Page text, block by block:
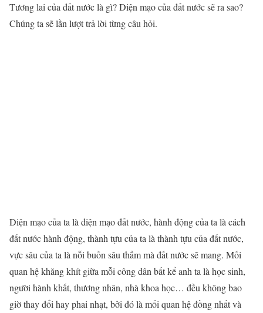
Tương lai của đất nước là gì? Diện mạo của đất nước sẽ ra sao?
Chúng ta sẽ lần lượt trả lời từng câu hỏi.
Diện mạo của ta là diện mạo đất nước, hành động của ta là cách
đất nước hành động, thành tựu của ta là thành tựu của đất nước,
vực sâu của ta là nỗi buồn sâu thẳm mà đất nước sẽ mang. Mối
quan hệ khăng khít giữa mỗi công dân bất kể anh ta là học sinh,
người hành khất, thương nhân, nhà khoa học… đều không bao
giờ thay đổi hay phai nhạt, bởi đó là mối quan hệ đồng nhất và